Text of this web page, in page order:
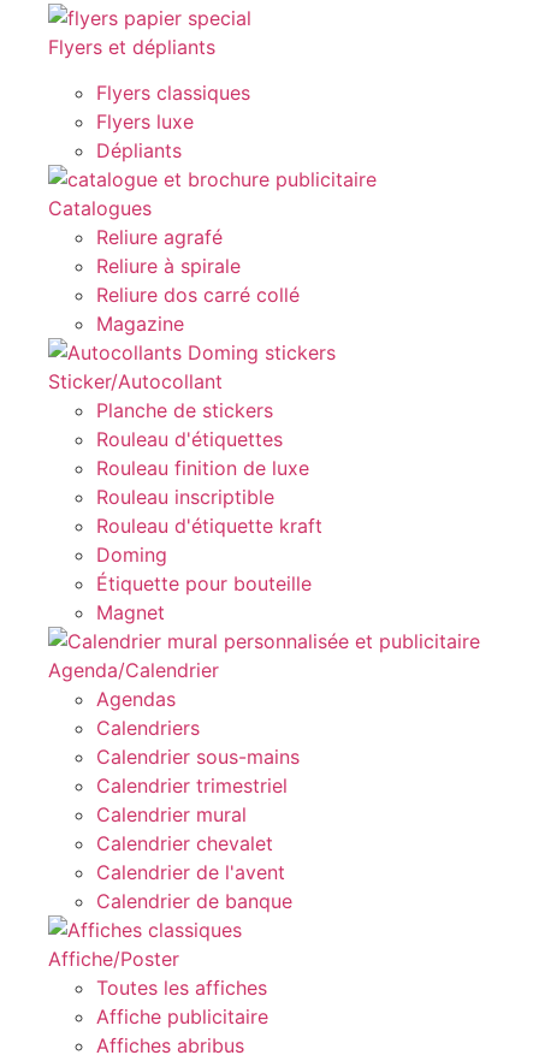
Flyers et dépliants
Flyers classiques
Flyers luxe
Dépliants
Catalogues
Reliure agrafé
Reliure à spirale
Reliure dos carré collé
Magazine
Sticker/Autocollant
Planche de stickers
Rouleau d'étiquettes
Rouleau finition de luxe
Rouleau inscriptible
Rouleau d'étiquette kraft
Doming
Étiquette pour bouteille
Magnet
Agenda/Calendrier
Agendas
Calendriers
Calendrier sous-mains
Calendrier trimestriel
Calendrier mural
Calendrier chevalet
Calendrier de l'avent
Calendrier de banque
Affiche/Poster
Toutes les affiches
Affiche publicitaire
Affiches abribus